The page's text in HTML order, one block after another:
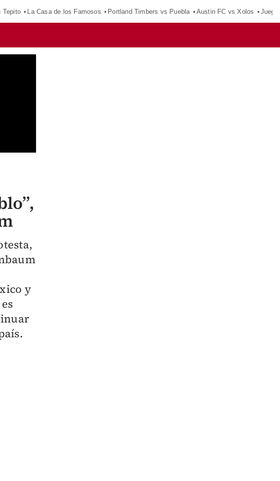
Tepito La Casa de los Famosos Portland Timbers vs Puebla Austin FC vs Xolos
y